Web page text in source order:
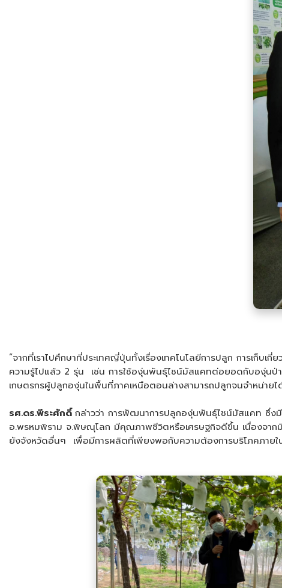
“จากที่เราไปศึกษาที่ประเทศญี่ปุ่นทั้งเรื่องเทคโนโลยีการปลูก การเก็บ
ความรู้ไปแล้ว 2 รุ่น เช่น การใช้องุ่นพันธุ์ไชน์มัสแคทต่อยอดกับองุ่นป่า
เกษตรกรผู้ปลูกองุ่นในพื้นที่ภาคเหนือตอนล่างสามารถปลูกจนจำหน่า
รศ.ดร.พีระศักดิ์กล่าวว่า การพัฒนาการปลูกองุ่นพันธุ์ไชน์มัสแคท ซึ่ง
อ.พรหมพิราม จ.พิษณุโลก มีคุณภาพชีวิตหรือเศรษฐกิจดีขึ้น เนื่องจากมี
ยังจังหวัดอื่นๆ เพื่อมีการผลิตที่เพียงพอกับความต้องการบริโภคภายใ